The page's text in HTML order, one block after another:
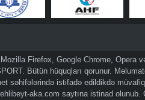
Firefox, Google Chrome, Opera
Bütün hüquqları qorunur.
səhifələrində istifadə edildikdə
aka.com saytına istinad olunub.